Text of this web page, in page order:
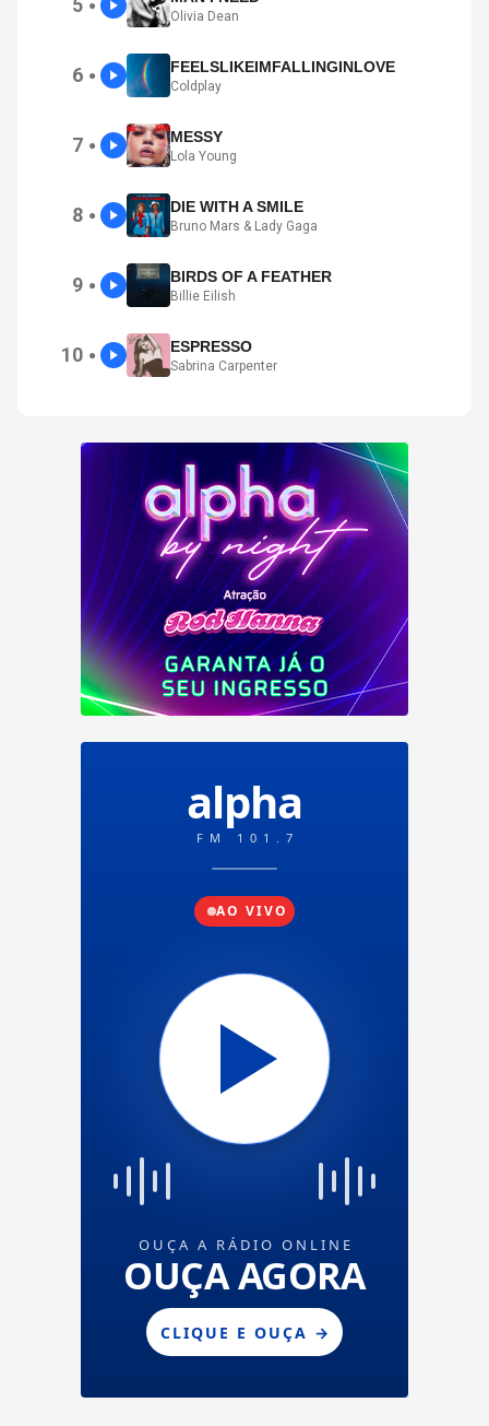
5 ●
Olivia Dean
6 ● FEELSLIKEIMFALLINGINLOVE
Coldplay
7 ● MESSY
Lola Young
8 ● DIE WITH A SMILE
Bruno Mars & Lady Gaga
9 ● BIRDS OF A FEATHER
Billie Eilish
10 ● ESPRESSO
Sabrina Carpenter